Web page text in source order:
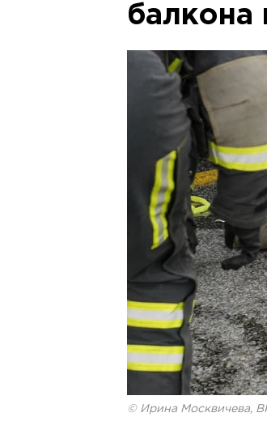
© Ирина Москвичева,